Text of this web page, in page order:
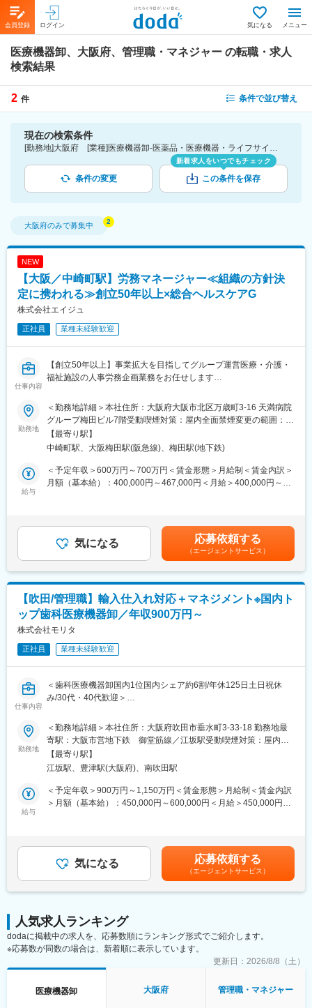
会員登録 ログイン 気になる メニュー
医療機器卸、大阪府、管理職・マネジャー の転職・求人
検索結果
2 件 条件で並び替え
現在の検索条件
[勤務地]大阪府 [業種]医療機器卸-医薬品・医療機器・ライフサイエンス・医療系サービス [詳細条件](仕事内容)管理職・マネジャー
条件の変更
新着求人をいつでもチェック
この条件を保存
大阪府のみで募集中
NEW
【大阪／中崎町駅】労務マネージャー≪組織の方針決
定に携われる≫創立50年以上×総合ヘルスケアG
株式会社エイジュ
正社員 業種未経験歓迎
仕事内容
【創立50年以上】事業拡大を目指してグループ運営医療・介護・
福祉施設の人事労務企画業務をお任せします
■主な業務内容：
・法人全体の規程類やコンプライアンス体制の整備・運用
・給与計算、労務系管理システムの運用管理
・労務問題や課題の取り組みと解決
・HRBPと協業をして人事制度の見直し企画に参画
・シェアードサービス部門との連携
・労働安全衛生管理体制の構築と課題改善
・経営層や他部署との連携・調整業務 など
※労務実務は、シェアードサービス部門が行います
情報共有をしっかりと進める体制をとり、風通しの良い雰囲気で
す。疑問や課題に思うことは、すぐに上長や関係者と相談をして
解決して、スピード感を持って仕事をしています。現場である医
療、介護、福祉で働く皆様の環境整備に務めることを第一に、
日々、業務改善を実行しています。
■キャリアパス：
労務や総務の分野を幅広く経験頂き、人事業務の上流部分である
戦略企画業務を極めて頂くことで、人事・労務系でのより高いポ
ジションを目指していただけます。
■魅力：
創立50年を迎えると同時に、M&Aによる事業拡大を予定しており
ます。安定期であると同時に、成長期でもあり、両側面のステー
ジをご経験いただくことでキャリアを積むことができます。
変更の範囲：会社の定める業務
勤務地
＜勤務地詳細＞本社住所：大阪府大阪市北区万歳町3-16 天満病院
グループ梅田ビル7階受動喫煙対策：屋内全面禁煙変更の範囲：会
社の定める事業所
【最寄り駅】
中崎町駅、大阪梅田駅(阪急線)、梅田駅(地下鉄)
給与
＜予定年収＞600万円～700万円＜賃金形態＞月給制＜賃金内訳＞
月額（基本給）：400,000円～467,000円＜月給＞400,000円～
気になる 応募依頼する
（エージェントサービス）
【吹田/管理職】輸入仕入れ対応＋マネジメント※国内ト
ップ歯科医療機器卸／年収900万円～
株式会社モリタ
正社員 業種未経験歓迎
仕事内容
＜歯科医療機器卸国内1位国内シェア約6割/年休125日土日祝休
み/30代・40代歓迎＞
■概要
仕入部の輸入仕入グループは歯医療機器を海外メーカーから輸入
し国内で販売するための仕入れ業務を行います。
既存の取引先から仕入れが基本ですが、新規メーカーの開拓も行
っております。
今回は本部署にてマネージャー（管理職）をご担当いただき、主
に課員のマネジメントをお任せします。今までのご経験を活かし
部署業務は担当の海外仕入先管理、薬事対応、仕入業務（発注、
在庫管理、棚卸評価等）輸入取扱品目増に向けた海外展示会参
メント業務もお任せします。
■組織構成：
正社員10名、契約社員1名、パート4名、派遣4名
お任せする想定です。
勤務地
＜勤務地詳細＞本社住所：大阪府吹田市垂水町3-33-18 勤務地最
寄駅：大阪市営地下鉄 御堂筋線／江坂駅受動喫煙対策：屋内全
面禁煙変更の範囲：会社の定める事業所
【最寄り駅】
江坂駅、豊津駅(大阪府)、南吹田駅
給与
＜予定年収＞900万円～1,150万円＜賃金形態＞月給制＜賃金内訳
＞月額（基本給）：450,000円～600,000円＜月給＞450,000円～
があります。月給(月額)は固定手当を含めた表記です。
気になる 応募依頼する
（エージェントサービス）
人気求人ランキング
dodaに掲載中の求人を、応募数順にランキング形式でご紹介します。
※応募数が同数の場合は、新着順に表示しています。
更新日： 2026/8/8（土）
医療機器卸 大阪府 管理職・マネジャー